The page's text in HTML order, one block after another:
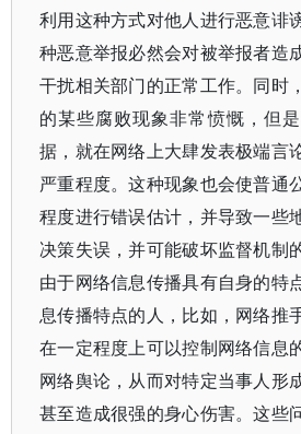
利用这种方式对他人进行恶意诽
种恶意举报必然会对被举报者造
干扰相关部门的正常工作。同时
的某些腐败现象非常愤慨，但
据，就在网络上大肆发表极端言
严重程度。这种现象也会使普通
程度进行错误估计，并导致一些
决策失误，并可能破坏监督机制
由于网络信息传播具有自身的特
息传播特点的人，比如，网络推
在一定程度上可以控制网络信息
网络舆论，从而对特定当事人形
甚至造成很强的身心伤害。这些